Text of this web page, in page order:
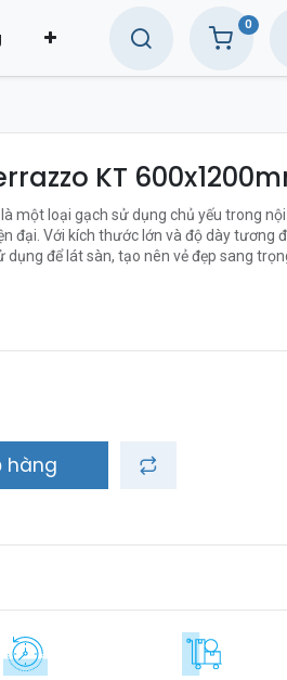
0
KT
một loại gạch sử dụng chủ yếu trong
đại. Với kích thước lớn và độ dày tương
để lát sàn, tạo nên vẻ đẹp sang
hàng